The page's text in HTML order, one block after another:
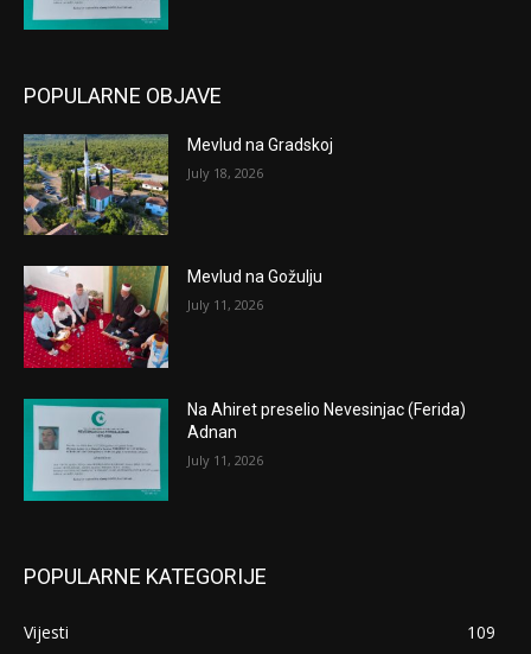
POPULARNE OBJAVE
Mevlud na Gradskoj
July 18, 2026
Mevlud na Gožulju
July 11, 2026
Na Ahiret preselio Nevesinjac (Ferida)
Adnan
July 11, 2026
POPULARNE KATEGORIJE
Vijesti
109